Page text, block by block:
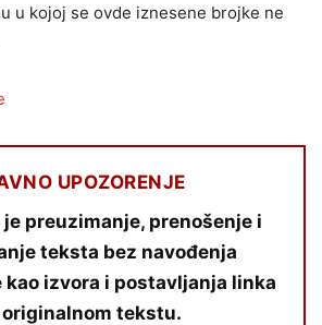
u kojoj se ovde iznesene brojke ne
UPOZORENJE
preuzimanje, prenošenje i
teksta bez navođenja
kao izvora i postavljanja linka
originalnom tekstu.